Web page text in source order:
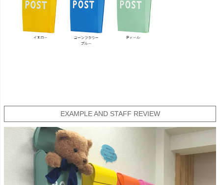
EXAMPLE AND STAFF REVIEW